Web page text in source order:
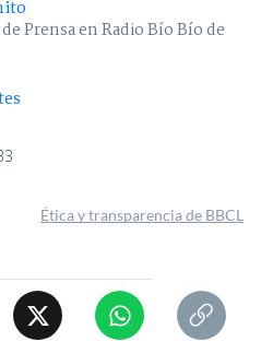
Prensa en Radio Bío Bío de
Ética y transparencia de BBCL